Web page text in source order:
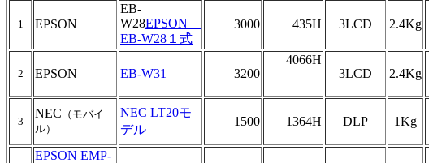
1 EPSON
EB-
W28EPSON
EB-W28１式
3000 435H 3LCD 2.4Kg
2 EPSON EB-W31 3200
4066H
3LCD
2.4Kg
3
NEC （モバイ
ル）
NEC LT20モ
デル
1500 1364H DLP 1Kg
EPSON EMP-